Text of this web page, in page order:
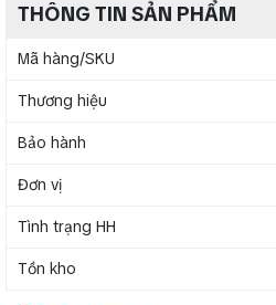
THÔNG TIN SẢN PHẨM
Mã hàng/SKU
Thương hiệu
Bảo hành
Đơn vị
Tình trạng HH
Tồn kho